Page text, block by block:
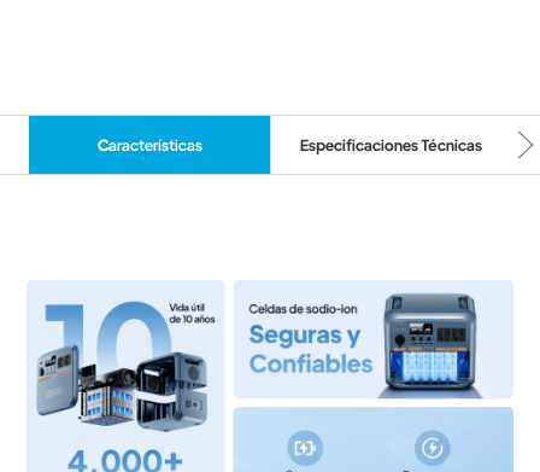
Características Especificaciones Técnicas